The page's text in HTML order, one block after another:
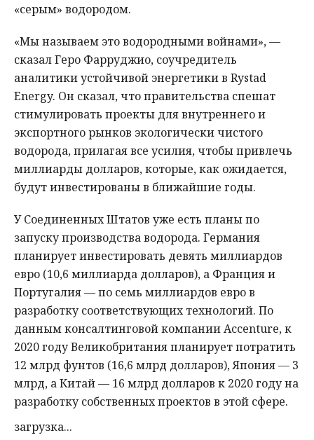
«серым» водородом.
«Мы называем это водородными войнами», —
сказал Геро Фарруджио, соучредитель
аналитики устойчивой энергетики в Rystad
Energy. Он сказал, что правительства спешат
стимулировать проекты для внутреннего и
экспортного рынков экологически чистого
водорода, прилагая все усилия, чтобы привлечь
миллиарды долларов, которые, как ожидается,
будут инвестированы в ближайшие годы.
У Соединенных Штатов уже есть планы по
запуску производства водорода. Германия
планирует инвестировать девять миллиардов
евро (10,6 миллиарда долларов), а Франция и
Португалия — по семь миллиардов евро в
разработку соответствующих технологий. По
данным консалтинговой компании Accenture, к
2020 году Великобритания планирует потратить
12 млрд фунтов (16,6 млрд долларов), Япония — 3
млрд, а Китай — 16 млрд долларов к 2020 году на
разработку собственных проектов в этой сфере.
загрузка...